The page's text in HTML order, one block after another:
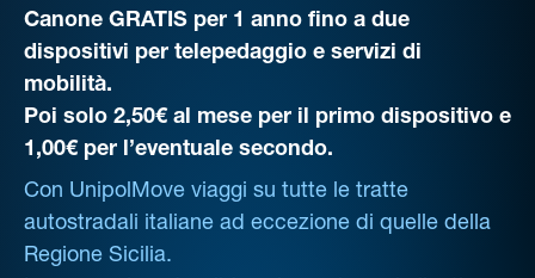
Canone GRATIS per 1 anno fino a due
dispositivi per telepedaggio e servizi di
mobilità.
Poi solo 2,50€ al mese per il primo dispositivo e
1,00€ per l’eventuale secondo.
Con UnipolMove viaggi su tutte le tratte
autostradali italiane ad eccezione di quelle della
Regione Sicilia.